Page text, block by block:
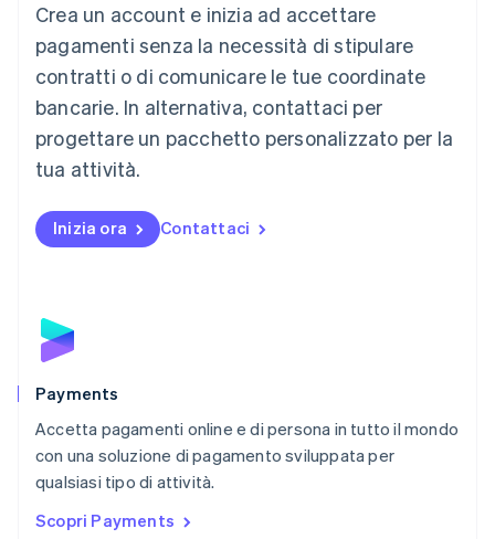
Crea un account e inizia ad accettare
pagamenti senza la necessità di stipulare
contratti o di comunicare le tue coordinate
bancarie. In alternativa, contattaci per
progettare un pacchetto personalizzato per la
tua attività.
Inizia ora Contattaci
Payments
Accetta pagamenti online e di persona in tutto il mondo
con una soluzione di pagamento sviluppata per
qualsiasi tipo di attività.
Scopri Payments
Lussemburgo
Deutsch English
Malaysia
English 简体中文
Malta
Messico
EspañolEnglish
English
Nuova Zelanda
Polonia
English
Português
English简体中文
Regno Unito
English
English